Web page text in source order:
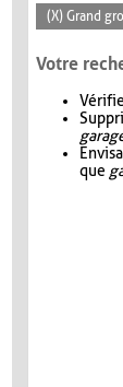
(X) Grand
Votre
que